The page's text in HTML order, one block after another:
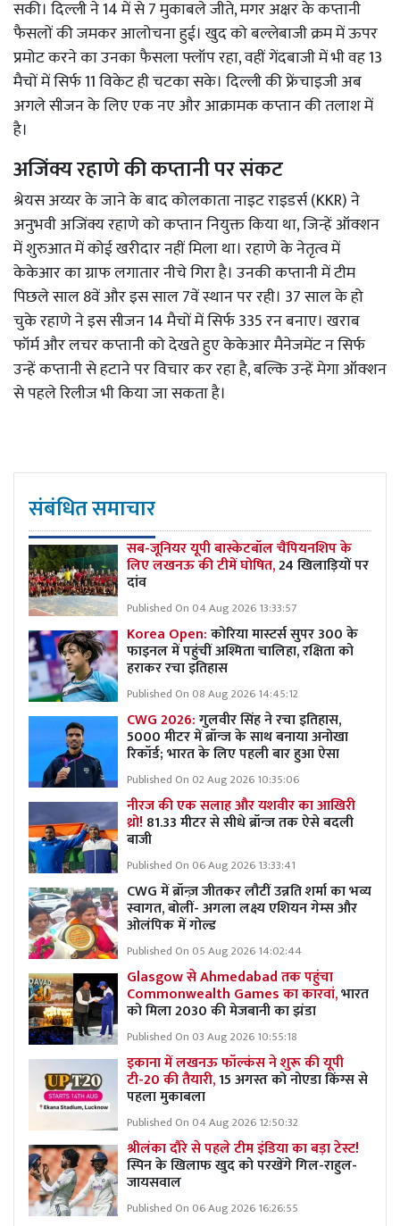
सकी। दिल्ली ने 14 में से 7 मुकाबले जीते, मगर अक्षर के कप्तानी
फैसलों की जमकर आलोचना हुई। खुद को बल्लेबाजी क्रम में ऊपर
प्रमोट करने का उनका फैसला फ्लॉप रहा, वहीं गेंदबाजी में भी वह 13
मैचों में सिर्फ 11 विकेट ही चटका सके। दिल्ली की फ्रेंचाइजी अब
अगले सीजन के लिए एक नए और आक्रामक कप्तान की तलाश में
है।
अजिंक्य रहाणे की कप्तानी पर संकट
श्रेयस अय्यर के जाने के बाद कोलकाता नाइट राइडर्स (KKR) ने
अनुभवी अजिंक्य रहाणे को कप्तान नियुक्त किया था, जिन्हें ऑक्शन
में शुरुआत में कोई खरीदार नहीं मिला था। रहाणे के नेतृत्व में
केकेआर का ग्राफ लगातार नीचे गिरा है। उनकी कप्तानी में टीम
पिछले साल 8वें और इस साल 7वें स्थान पर रही। 37 साल के हो
चुके रहाणे ने इस सीजन 14 मैचों में सिर्फ 335 रन बनाए। खराब
फॉर्म और लचर कप्तानी को देखते हुए केकेआर मैनेजमेंट न सिर्फ
उन्हें कप्तानी से हटाने पर विचार कर रहा है, बल्कि उन्हें मेगा ऑक्शन
से पहले रिलीज भी किया जा सकता है।
संबंधित समाचार
सब-जूनियर यूपी बास्केटबॉल चैंपियनशिप के
लिए लखनऊ की टीमें घोषित,24 खिलाड़ियों पर
दांव
Published On 04 Aug 2026 13:33:57
Korea Open:कोरिया मास्टर्स सुपर 300 के
फाइनल में पहुंचीं अश्मिता चालिहा, रक्षिता को
हराकर रचा इतिहास
Published On 08 Aug 2026 14:45:12
CWG 2026:गुलवीर सिंह ने रचा इतिहास,
5000 मीटर में ब्रॉन्ज के साथ बनाया अनोखा
रिकॉर्ड; भारत के लिए पहली बार हुआ ऐसा
Published On 02 Aug 2026 10:35:06
नीरज की एक सलाह और यशवीर का आखिरी
थ्रो! 81.33 मीटर से सीधे ब्रॉन्ज तक ऐसे बदली
बाजी
Published On 06 Aug 2026 13:33:41
CWG में ब्रॉन्ज़ जीतकर लौटीं उन्नति शर्मा का भव्य
स्वागत, बोलीं- अगला लक्ष्य एशियन गेम्स और
ओलंपिक में गोल्ड
Published On 05 Aug 2026 14:02:44
Glasgow से Ahmedabad तक पहुंचा
Commonwealth Games का कारवां,भारत
को मिला 2030 की मेजबानी का झंडा
Published On 03 Aug 2026 10:55:18
इकाना में लखनऊ फॉल्कंस ने शुरू की यूपी
टी-20 की तैयारी,15 अगस्त को नोएडा किंग्स से
पहला मुकाबला
Published On 04 Aug 2026 12:50:32
श्रीलंका दौरे से पहले टीम इंडिया का बड़ा टेस्ट!
स्पिन के खिलाफ खुद को परखेंगे गिल-राहुल-
जायसवाल
Published On 06 Aug 2026 16:26:55